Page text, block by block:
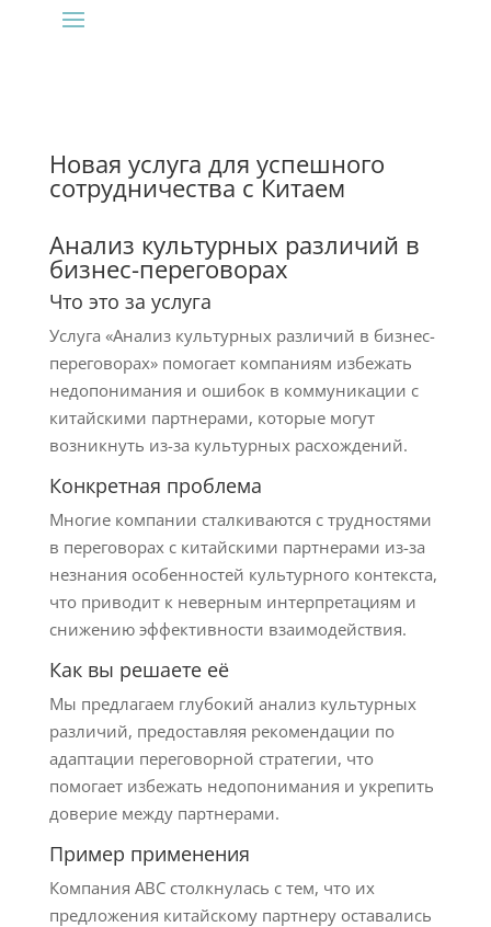
Новая услуга для успешного
сотрудничества с Китаем
Анализ культурных различий в
бизнес-переговорах
Что это за услуга
Услуга «Анализ культурных различий в бизнес-
переговорах» помогает компаниям избежать
недопонимания и ошибок в коммуникации с
китайскими партнерами, которые могут
возникнуть из-за культурных расхождений.
Конкретная проблема
Многие компании сталкиваются с трудностями
в переговорах с китайскими партнерами из-за
незнания особенностей культурного контекста,
что приводит к неверным интерпретациям и
снижению эффективности взаимодействия.
Как вы решаете её
Мы предлагаем глубокий анализ культурных
различий, предоставляя рекомендации по
адаптации переговорной стратегии, что
помогает избежать недопонимания и укрепить
доверие между партнерами.
Пример применения
Компания ABC столкнулась с тем, что их
предложения китайскому партнеру оставались